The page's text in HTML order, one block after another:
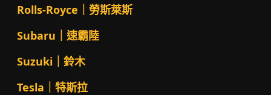
Rolls-Royce｜勞斯萊斯
Subaru｜速霸陸
Suzuki｜鈴木
Tesla｜特斯拉